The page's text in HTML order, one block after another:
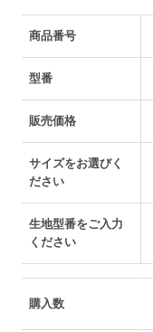
商品番号
型番
販売価格
サイズをお選びく
ださい
生地型番をご入力
ください
購入数